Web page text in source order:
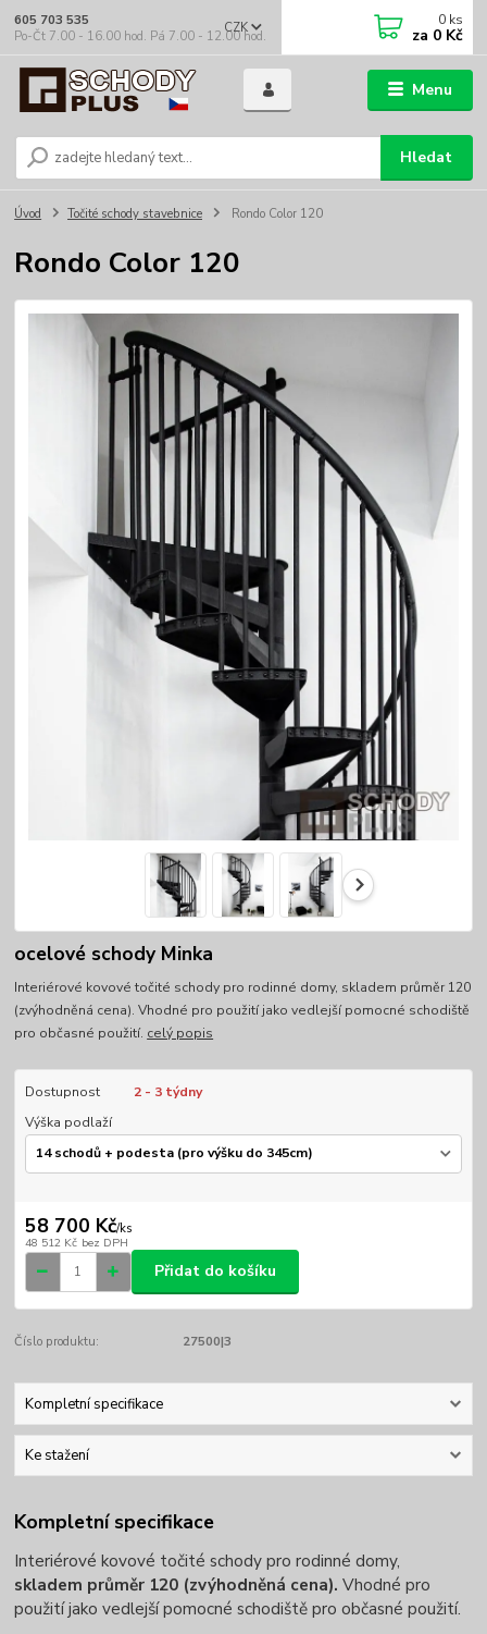
Menu
CZK
Hledat
605 703 535
Po-Čt 7.00 - 16.00 hod. Pá 7.00 - 12.00 hod.
0 ks
za 0 Kč
Úvod Točité schody stavebnice Rondo Color 120
Rondo Color 120
ocelové schody Minka
Interiérové kovové točité schody pro rodinné domy, skladem průměr 120
(zvýhodněná cena). Vhodné pro použití jako vedlejší pomocné schodiště
pro občasné použití. celý popis
Dostupnost
2 - 3 týdny
Výška podlaží
58 700 Kč/ks
48 512 Kč bez DPH
Přidat do košíku
Číslo produktu: 27500|3
Kompletní specifikace
Ke stažení
Kompletní specifikace
Interiérové kovové točité schody pro rodinné domy,
skladem průměr 120 (zvýhodněná cena).Vhodné pro
použití jako vedlejší pomocné schodiště pro občasné použití.